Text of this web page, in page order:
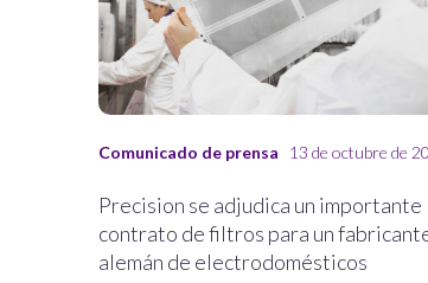
Comunicado de prensa 13 de octubre de
Precision se adjudica un importante
contrato de filtros para un
alemán de electrodomésticos